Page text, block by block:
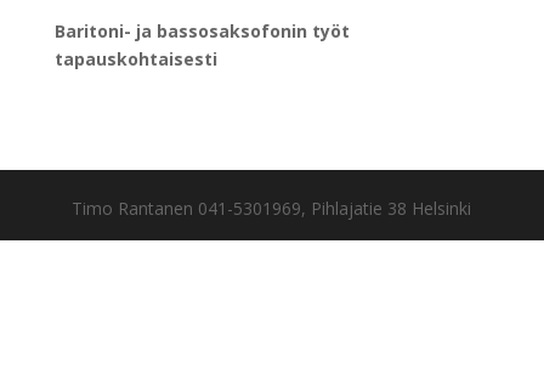
Baritoni- ja bassosaksofonin työt
tapauskohtaisesti
Timo Rantanen 041-5301969, Pihlajatie 38 Helsinki